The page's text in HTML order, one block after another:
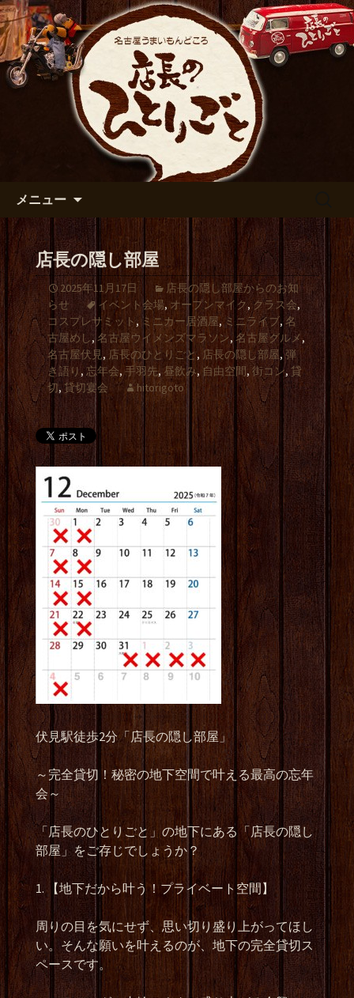
名古屋市伏見の居酒屋【店長の
ひとりごと】のブログ
出張や観光に名古屋めしがおすすめで
す
メニュー
店長の隠し部屋
2025年11月17日
店長の隠し部屋からのお知
らせ
イベント会場, オープンマイク,クラス会,
コスプレサミット , ミニカー居酒屋, ミニライブ, 名
古屋めし, 名古屋ウイメンズマラソン, 名古屋グルメ,
名古屋伏見, 店長のひとりごと, 店長の隠し部屋,弾
き語り , 忘年会, 手羽先, 昼飲み, 自由空間, 街コン, 貸
切,貸切宴会 hitorigoto
伏見駅徒歩2分「店長の隠し部屋」
～完全貸切！秘密の地下空間で叶える最高の忘年
会～
「店長のひとりごと」の地下にある「店長の隠し
部屋」をご存じでしょうか？
1. 【地下だから叶う！プライベート空間】
周りの目を気にせず、思い切り盛り上がってほし
い。そんな願いを叶えるのが、地下の完全貸切ス
ペースです。